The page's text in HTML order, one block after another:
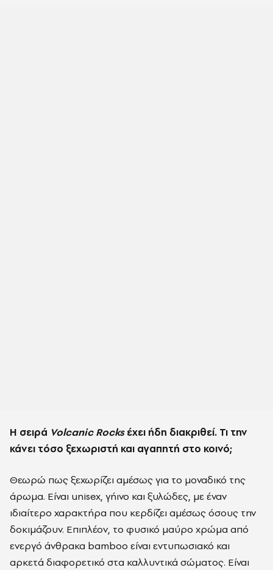
Η σειρά Volcanic Rocksέχει ήδη διακριθεί. Τι την
κάνει τόσο ξεχωριστή και αγαπητή στο κοινό;
Θεωρώ πως ξεχωρίζει αμέσως για το μοναδικό της
άρωμα. Είναι unisex, γήινο και ξυλώδες, με έναν
ιδιαίτερo χαρακτήρα που κερδίζει αμέσως όσους την
δοκιμάζουν. Επιπλέον, το φυσικό μαύρο χρώμα από
ενεργό άνθρακα bamboo είναι εντυπωσιακό και
αρκετά διαφορετικό στα καλλυντικά σώματος. Είναι